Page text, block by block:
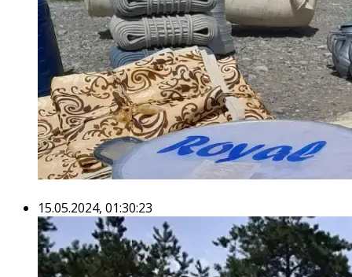
15.05.2024, 01:30:23